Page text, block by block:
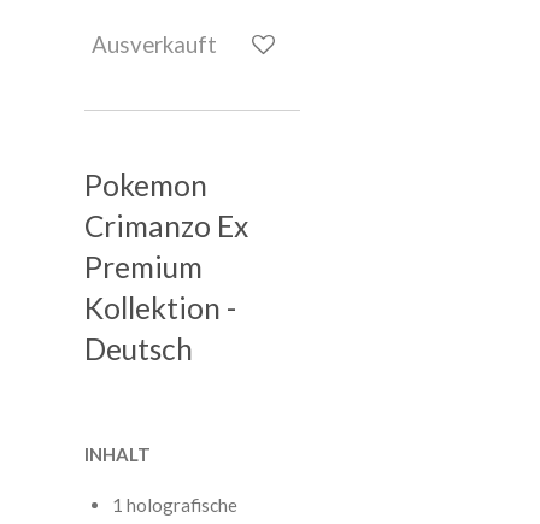
Ausverkauft
Pokemon
Crimanzo Ex
Premium
Kollektion -
Deutsch
INHALT
1 holografische